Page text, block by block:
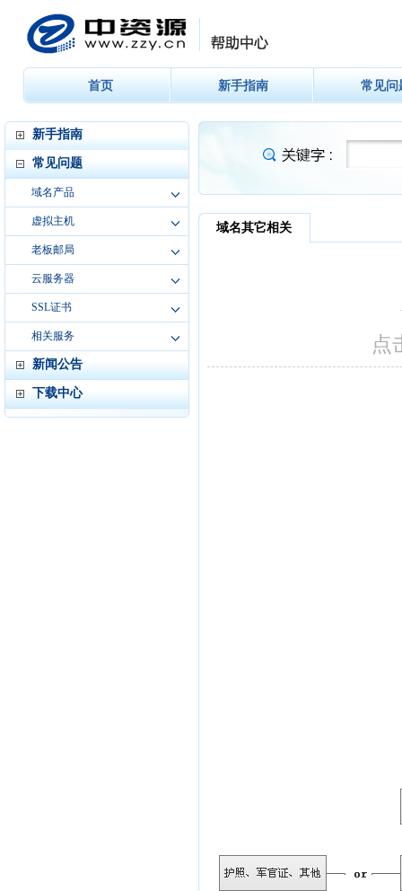
首页 新手指南 常见问
新手指南
常见问题
域名产品
虚拟主机
老板邮局
云服务器
SSL证书
相关服务
新闻公告
下载中心